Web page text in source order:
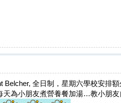
Belcher, 全日制，星期六學校安排
天為小朋友煮營養餐加湯…教小朋友